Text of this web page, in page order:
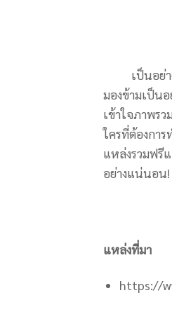
เป็นอย่างไ
มองข้ามเป็น
เข้าใจภาพร
ใครที่ต้องกา
แหล่งรวมฟรี
อย่างแน่นอน!
แหล่งที่มา
https://